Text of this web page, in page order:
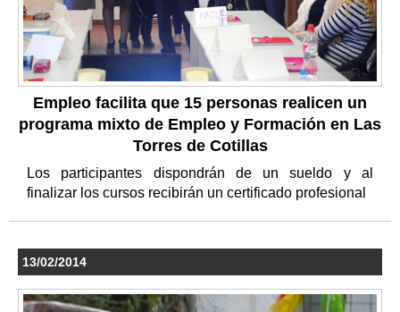
Empleo facilita que 15 personas realicen un
programa mixto de Empleo y Formación en Las
Torres de Cotillas
Los participantes dispondrán de un sueldo y al
finalizar los cursos recibirán un certificado profesional
13/02/2014